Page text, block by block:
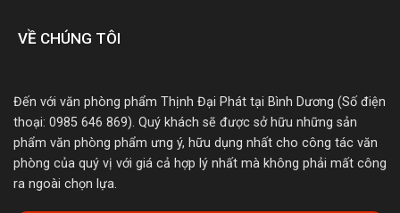
VỀ CHÚNG TÔI
Đến với văn phòng phẩm Thịnh Đại Phát tại Bình Dương (Số điện
thoại: 0985 646 869). Quý khách sẽ được sở hữu những sản
phẩm văn phòng phẩm ưng ý, hữu dụng nhất cho công tác văn
phòng của quý vị với giá cả hợp lý nhất mà không phải mất công
ra ngoài chọn lựa.